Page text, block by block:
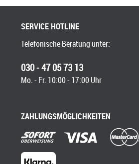
SERVICE HOTLINE
Telefonische Beratung unter:
030 - 47 05 73 13
Mo. - Fr. 10:00 - 17:00 Uhr
ZAHLUNGSMÖGLICHKEITEN